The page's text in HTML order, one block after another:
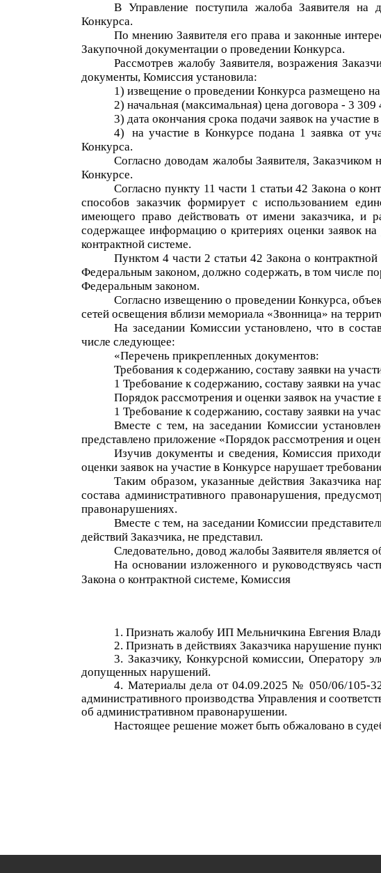
В Управление поступила жалоба Заявителя на
Конкурса.
По мнению Заявителя его права и законные
Закупочной документации о проведении Конкурса.
Рассмотрев жалобу Заявителя, возражения
документы, Комиссия установила:
1) извещение о проведении Конкурса размещено
2) начальная (максимальная) цена договора -3 309
3) дата окончания срока подачи заявок на участие
4)
на участие в Конкурсе подана 1 заявка от
Конкурса.
Согласно доводам жалобы Заявителя,
Конкурсе.
Согласно пункту 11 части 1 статьи 42 Закона о
способов заказчик формирует с использованием
имеющего право действовать от имени заказчика, и
содержащее информацию о критериях оценки заявок на
контрактной системе.
Пунктом 4 части 2 статьи 42 Закона о
Федеральным законом, должно содержать, в том числе
Федеральным законом.
Согласно извещению о проведении Конкурса,
сетей освещения вблизи мемориала «Звонница» на
На заседании Комиссии установлено, что в
числе следующее:
«Перечень прикрепленных документов:
Требования к содержанию, составу заявки на
1 Требование к содержанию, составу заявки на
Порядок рассмотрения и оценки заявок на участие
1 Требование к содержанию, составу заявки на
Вместе с тем, на заседании Комиссии
представлено приложение «Порядок рассмотрения и
Изучив документы и сведения, Комиссия
оценки заявок на участие в Конкурсе нарушает
Таким образом, указанные действия Заказчика
состава административного правонарушения,
правонарушениях.
Вместе с тем, на заседании Комиссии
действий Заказчика, не представил.
Следовательно, довод жалобы Заявителя является
На основании изложенного и руководствуясь
Закона о контрактной системе, Комиссия
Признать жалобуИПМельничкина Евгения
Признать в действиях Заказчика нарушение
Заказчику, Конкурсной комиссии, Оператору
допущенных нарушений.
Материалы дела от04.09.2025 № 050/06/105-
административного производства Управления и
об административном правонарушении.
Настоящее решение может быть обжаловано в